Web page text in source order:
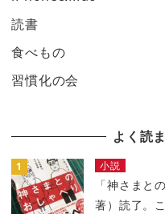
読書
食べもの
習慣化の会
よく読
小説
「神さまと
著）読了。